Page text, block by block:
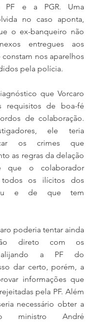
PF e a PGR. Uma
no caso aponta,
o ex-banqueiro não
entregues aos
nos aparelhos
pela polícia.
que Vorcaro
requisitos de boa-fé
de colaboração.
ele teria
os crimes que
as regras da delação
que o colaborador
todos os ilícitos dos
e de que tem
poderia tentar ainda
direto com os
alijando a PF do
dar certo, porém, a
informações que
pela PF. Além
necessário obter a
ministro André